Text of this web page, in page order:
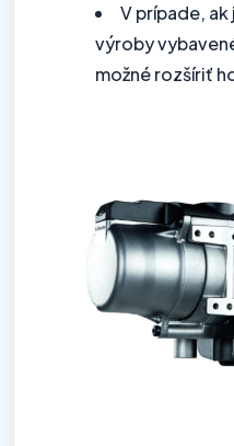
V prípade,
výroby
možné rozšíriť